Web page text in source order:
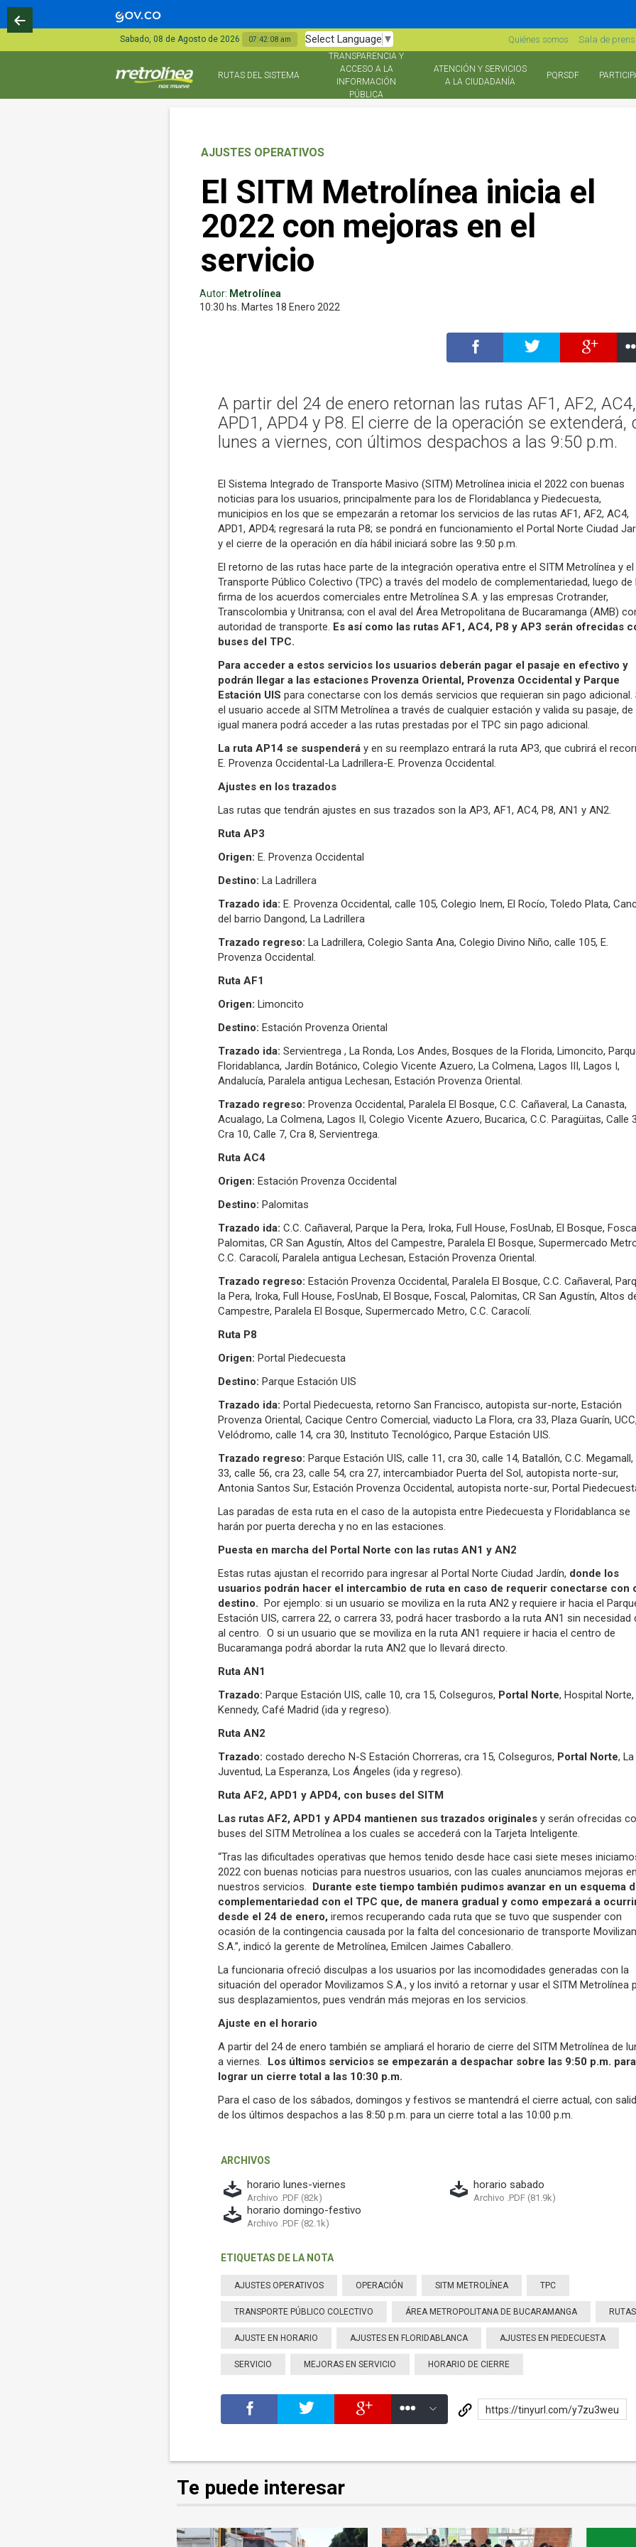
Sabado, 08 de Agosto de 2026 07:42:09 am Select Language ▼ Quiénes somos Sala de
RUTAS DEL SISTEMA
TRANSPARENCIA Y
ACCESO A LA
INFORMACIÓN
PÚBLICA
ATENCIÓN Y SERVICIOS
A LA CIUDADANÍA
PQRSDF
AJUSTES OPERATIVOS
El SITM Metrolínea inicia el
2022 con mejoras en el
servicio
Autor: Metrolínea
10:30 hs. Martes 18 Enero 2022
A partir del 24 de enero retornan las rutas AF1, AF2, AC4,
APD1, APD4 y P8. El cierre de la operación se extenderá,
lunes a viernes, con últimos despachos a las 9:50 p.m.
El Sistema Integrado de Transporte Masivo (SITM) Metrolínea inicia el 2022 con buenas
noticias para los usuarios, principalmente para los de Floridablanca y Piedecuesta,
municipios en los que se empezarán a retomar los servicios de las rutas AF1, AF2, AC4,
APD1, APD4; regresará la ruta P8; se pondrá en funcionamiento el Portal Norte Ciudad
y el cierre de la operación en día hábil iniciará sobre las 9:50 p.m.
El retorno de las rutas hace parte de la integración operativa entre el SITM Metrolínea y el
Transporte Público Colectivo (TPC) a través del modelo de complementariedad, luego de
firma de los acuerdos comerciales entre Metrolínea S.A. y las empresas Crotrander,
Transcolombia y Unitransa; con el aval del Área Metropolitana de Bucaramanga (AMB)
autoridad de transporte. Es así como las rutas AF1, AC4, P8 y AP3 serán ofrecidas
buses del TPC.
Para acceder a estos servicios los usuarios deberán pagar el pasaje en efectivo y
podrán llegar a las estaciones Provenza Oriental, Provenza Occidental y Parque
Estación UIS para conectarse con los demás servicios que requieran sin pago adicional.
el usuario accede al SITM Metrolínea a través de cualquier estación y valida su pasaje, de
igual manera podrá acceder a las rutas prestadas por el TPC sin pago adicional.
La ruta AP14 se suspenderáy en su reemplazo entrará la ruta AP3, que cubrirá el
E. Provenza Occidental-La Ladrillera-E. Provenza Occidental.
Ajustes en los trazados
Las rutas que tendrán ajustes en sus trazados son la AP3, AF1, AC4, P8, AN1 y AN2.
Ruta AP3
Origen: E. Provenza Occidental
Destino: La Ladrillera
Trazado ida: E. Provenza Occidental, calle 105, Colegio Inem, El Rocío, Toledo Plata,
del barrio Dangond, La Ladrillera
Trazado regreso: La Ladrillera, Colegio Santa Ana, Colegio Divino Niño, calle 105, E.
Provenza Occidental.
Ruta AF1
Origen: Limoncito
Destino: Estación Provenza Oriental
Trazado ida: Servientrega , La Ronda, Los Andes, Bosques de la Florida, Limoncito,
Floridablanca, Jardín Botánico, Colegio Vicente Azuero, La Colmena, Lagos III, Lagos I,
Andalucía, Paralela antigua Lechesan, Estación Provenza Oriental.
Trazado regreso: Provenza Occidental, Paralela El Bosque, C.C. Cañaveral, La Canasta,
Acualago, La Colmena, Lagos II, Colegio Vicente Azuero, Bucarica, C.C. Paragüitas, Calle
Cra 10, Calle 7, Cra 8, Servientrega.
Ruta AC4
Origen: Estación Provenza Occidental
Destino: Palomitas
Trazado ida: C.C. Cañaveral, Parque la Pera, Iroka, Full House, FosUnab, El Bosque,
Palomitas, CR San Agustín, Altos del Campestre, Paralela El Bosque, Supermercado
C.C. Caracolí, Paralela antigua Lechesan, Estación Provenza Oriental.
Trazado regreso: Estación Provenza Occidental, Paralela El Bosque, C.C. Cañaveral,
la Pera, Iroka, Full House, FosUnab, El Bosque, Foscal, Palomitas, CR San Agustín, Altos
Campestre, Paralela El Bosque, Supermercado Metro, C.C. Caracolí.
Ruta P8
Origen: Portal Piedecuesta
Destino: Parque Estación UIS
Trazado ida: Portal Piedecuesta, retorno San Francisco, autopista sur-norte, Estación
Provenza Oriental, Cacique Centro Comercial, viaducto La Flora, cra 33, Plaza Guarín, UCC,
Velódromo, calle 14, cra 30, Instituto Tecnológico, Parque Estación UIS.
Trazado regreso: Parque Estación UIS, calle 11, cra 30, calle 14, Batallón, C.C. Megamall,
33, calle 56, cra 23, calle 54, cra 27, intercambiador Puerta del Sol, autopista norte-sur,
Antonia Santos Sur, Estación Provenza Occidental, autopista norte-sur, Portal
Las paradas de esta ruta en el caso de la autopista entre Piedecuesta y Floridablanca se
harán por puerta derecha y no en las estaciones.
Puesta en marcha del Portal Norte con las rutas AN1 y AN2
Estas rutas ajustan el recorrido para ingresar al Portal Norte Ciudad Jardín, donde los
usuarios podrán hacer el intercambio de ruta en caso de requerir conectarse con
destino. Por ejemplo: si un usuario se moviliza en la ruta AN2 y requiere ir hacia el
Estación UIS, carrera 22, o carrera 33, podrá hacer trasbordo a la ruta AN1 sin necesidad
al centro. O si un usuario que se moviliza en la ruta AN1 requiere ir hacia el centro de
Bucaramanga podrá abordar la ruta AN2 que lo llevará directo.
Ruta AN1
Trazado: Parque Estación UIS, calle 10, cra 15, Colseguros, Portal Norte, Hospital Norte,
Kennedy, Café Madrid (ida y regreso).
Ruta AN2
Trazado: costado derecho N-S Estación Chorreras, cra 15, Colseguros, Portal Norte, La
Juventud, La Esperanza, Los Ángeles (ida y regreso).
Ruta AF2, APD1 y APD4, con buses del SITM
Las rutas AF2, APD1 y APD4 mantienen sus trazados originales y serán ofrecidas
buses del SITM Metrolínea a los cuales se accederá con la Tarjeta Inteligente.
“Tras las dificultades operativas que hemos tenido desde hace casi siete meses
2022 con buenas noticias para nuestros usuarios, con las cuales anunciamos mejoras en
nuestros servicios. Durante este tiempo también pudimos avanzar en un esquema
complementariedad con el TPC que, de manera gradual y como empezará a
desde el 24 de enero, iremos recuperando cada ruta que se tuvo que suspender con
ocasión de la contingencia causada por la falta del concesionario de transporte
S.A.”, indicó la gerente de Metrolínea, Emilcen Jaimes Caballero.
La funcionaria ofreció disculpas a los usuarios por las incomodidades generadas con la
situación del operador Movilizamos S.A., y los invitó a retornar y usar el SITM Metrolínea
sus desplazamientos, pues vendrán más mejoras en los servicios.
Ajuste en el horario
A partir del 24 de enero también se ampliará el horario de cierre del SITM Metrolínea de
a viernes. Los últimos servicios se empezarán a despachar sobre las 9:50 p.m. para
lograr un cierre total a las 10:30 p.m.
Para el caso de los sábados, domingos y festivos se mantendrá el cierre actual, con
de los últimos despachos a las 8:50 p.m. para un cierre total a las 10:00 p.m.
ARCHIVOS
horario lunes-viernes
Archivo .PDF (82k)
horario sabado
Archivo .PDF (81.9k)
horario domingo-festivo
Archivo .PDF (82.1k)
ETIQUETAS DE LA NOTA
AJUSTES OPERATIVOS OPERACIÓN SITM METROLÍNEA TPC
TRANSPORTE PÚBLICO COLECTIVO ÁREA METROPOLITANA DE BUCARAMANGA RUTAS
AJUSTE EN HORARIO AJUSTES EN FLORIDABLANCA AJUSTES EN PIEDECUESTA
SERVICIO MEJORAS EN SERVICIO HORARIO DE CIERRE
https://tinyurl.com/y7zu3weu
Te puede interesar